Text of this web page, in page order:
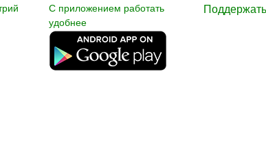
С приложением работать
удобнее